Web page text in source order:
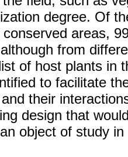
degree. Of
areas,
from
of host plants in
to facilitate
their
design that
object of study